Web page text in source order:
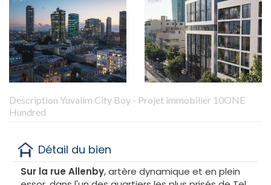
Description Yuvalim City Boy - Projet immobilier 10ONE
Hundred
Détail du bien
Sur la rue Allenby, artère dynamique et en plein